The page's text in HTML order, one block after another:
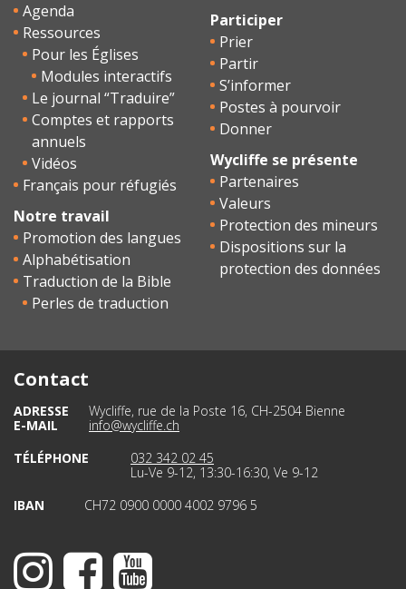
Agenda
Ressources
Pour les Églises
Modules interactifs
Le journal “Traduire”
Comptes et rapports
annuels
Vidéos
Français pour réfugiés
Notre travail
Promotion des langues
Alphabétisation
Traduction de la Bible
Perles de traduction
Participer
Prier
Partir
S’informer
Postes à pourvoir
Donner
Wycliffe se présente
Partenaires
Valeurs
Protection des mineurs
Dispositions sur la
protection des données
Contact
ADRESSE
Wycliffe, rue de la Poste 16, CH-2504 Bienne
E-MAIL
info@wycliffe.ch
TÉLÉPHONE
032 342 02 45
Lu-Ve 9-12, 13:30-16:30, Ve 9-12
IBAN
CH72 0900 0000 4002 9796 5